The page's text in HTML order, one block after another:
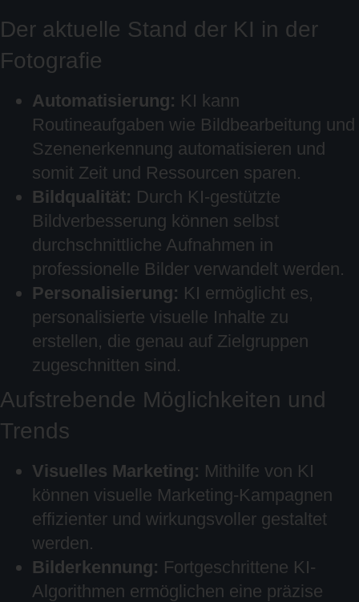
Der aktuelle Stand der KI in der
Fotografie
Automatisierung: KI kann
Routineaufgaben wie Bildbearbeitung und
Szenenerkennung automatisieren und
somit Zeit und Ressourcen sparen.
Bildqualität: Durch KI-gestützte
Bildverbesserung können selbst
durchschnittliche Aufnahmen in
professionelle Bilder verwandelt werden.
Personalisierung: KI ermöglicht es,
personalisierte visuelle Inhalte zu
erstellen, die genau auf Zielgruppen
zugeschnitten sind.
Aufstrebende Möglichkeiten und
Trends
Visuelles Marketing: Mithilfe von KI
können visuelle Marketing-Kampagnen
effizienter und wirkungsvoller gestaltet
werden.
Bilderkennung: Fortgeschrittene KI-
Algorithmen ermöglichen eine präzise